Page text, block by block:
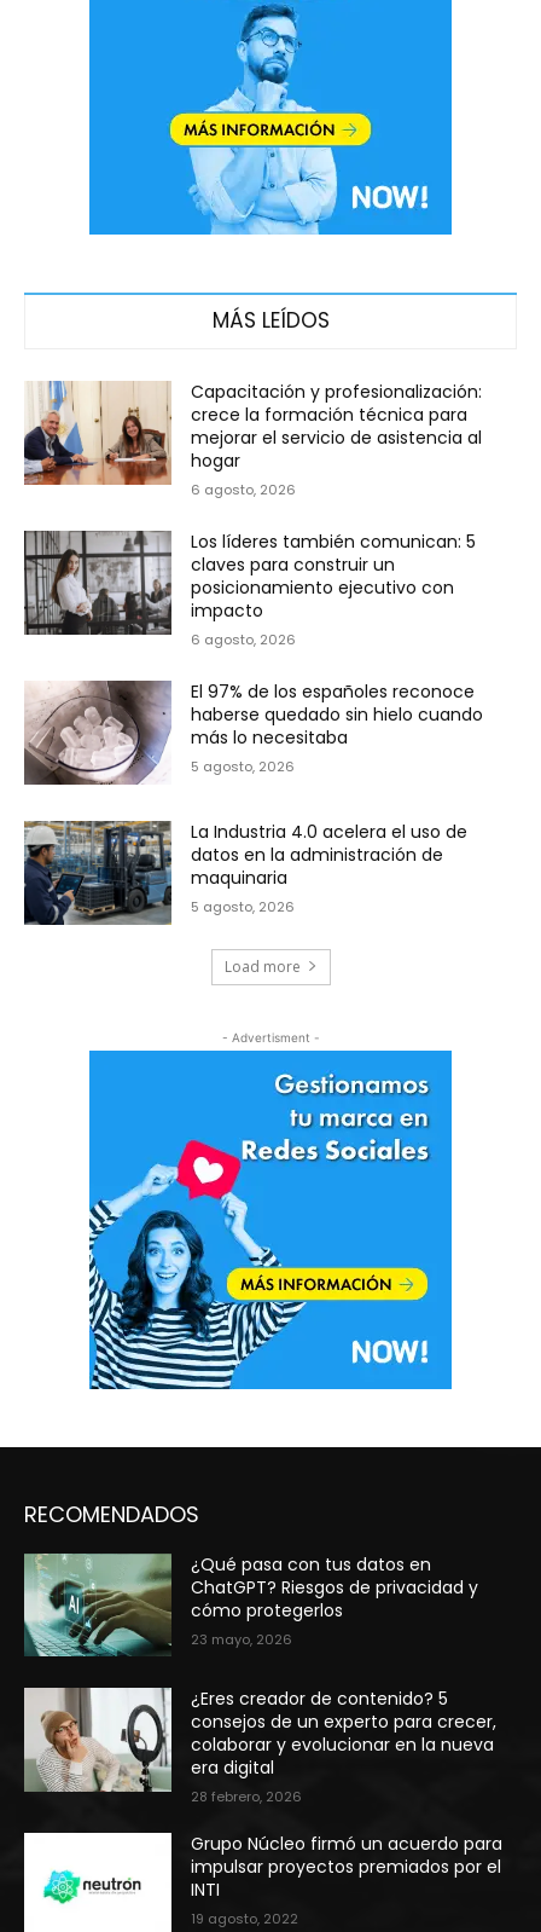
MÁS LEÍDOS
Capacitación y profesionalización:
crece la formación técnica para
mejorar el servicio de asistencia al
hogar
6 agosto, 2026
Los líderes también comunican: 5
claves para construir un
posicionamiento ejecutivo con
impacto
6 agosto, 2026
El 97% de los españoles reconoce
haberse quedado sin hielo cuando
más lo necesitaba
5 agosto, 2026
La Industria 4.0 acelera el uso de
datos en la administración de
maquinaria
5 agosto, 2026
Load more
- Advertisment -
RECOMENDADOS
¿Qué pasa con tus datos en
ChatGPT? Riesgos de privacidad y
cómo protegerlos
23 mayo, 2026
¿Eres creador de contenido? 5
consejos de un experto para crecer,
colaborar y evolucionar en la nueva
era digital
28 febrero, 2026
Grupo Núcleo firmó un acuerdo para
impulsar proyectos premiados por el
INTI
19 agosto, 2022